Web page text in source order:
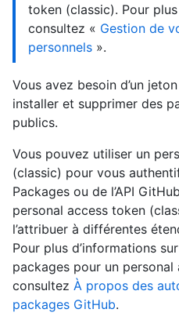
token (classic). Pour
consultez « Gestion de
personnels ».
Vous avez besoin d’un
installer et supprimer des
publics.
Vous pouvez utiliser un
(classic) pour vous
Packages ou de l’API
personal access token
l’attribuer à différentes
Pour plus d’informations
packages pour un
consultez À propos des
packages GitHub.